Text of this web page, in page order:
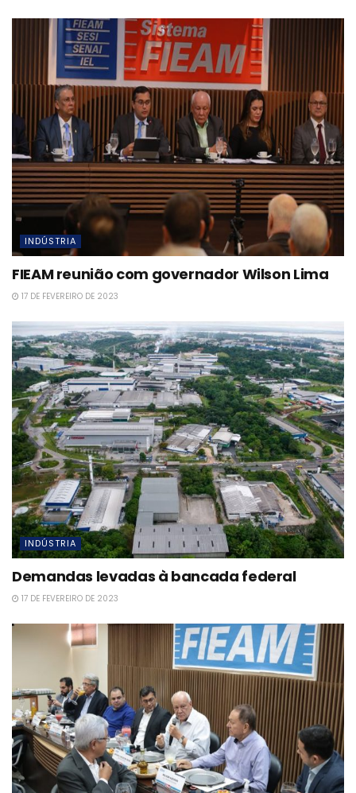
INDÚSTRIA
FIEAM reunião com governador Wilson Lima
17 DE FEVEREIRO DE 2023
INDÚSTRIA
Demandas levadas à bancada federal
17 DE FEVEREIRO DE 2023